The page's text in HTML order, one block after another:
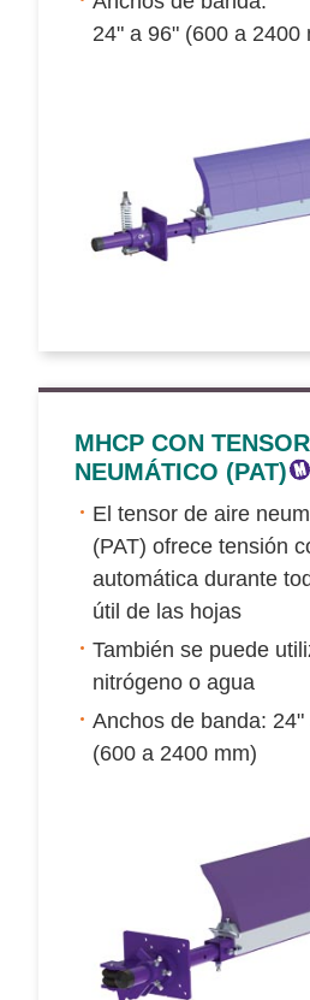
24" a 96" (600 a 2400
MHCP CON
NEUMÁTICO (PAT)
El tensor de aire
(PAT) ofrece tensión
automática durante
útil de las hojas
También se puede
nitrógeno o agua
Anchos de banda: 24"
(600 a 2400 mm)